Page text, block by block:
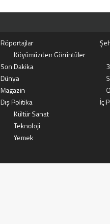
Röportajlar
Köyümüzden Görüntüler
Son Dakika
Dünya
Magazin
Dış Politika
İç
Kültür Sanat
Teknoloji
Yemek